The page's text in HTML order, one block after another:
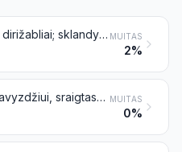
Oro balionai ir dirižabliai; sklandytuvai, skraidyklės ir kiti orlaiviai be variklių MUITAS
2%
Kiti orlaiviai (pavyzdžiui, sraigtasparniai, lėktuvai), išskyrus 8806 pozicijai priskiriamus bepiločius orlaivius; erdvėlaiviai (įskaitant palydovus) ir suborbitinės bei erdvėlaivių paleidimo raketos MUITAS
0%